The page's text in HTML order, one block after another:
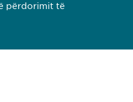
përdorimit të